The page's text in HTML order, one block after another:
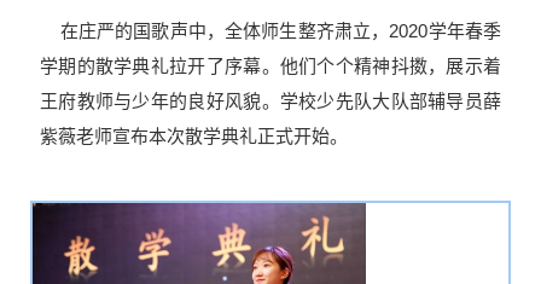
在庄严的国歌声中，全体师生整齐肃立，2020学年春季
学期的散学典礼拉开了序幕。他们个个精神抖擞，展示着
王府教师与少年的良好风貌。学校少先队大队部辅导员薛
紫薇老师宣布本次散学典礼正式开始。